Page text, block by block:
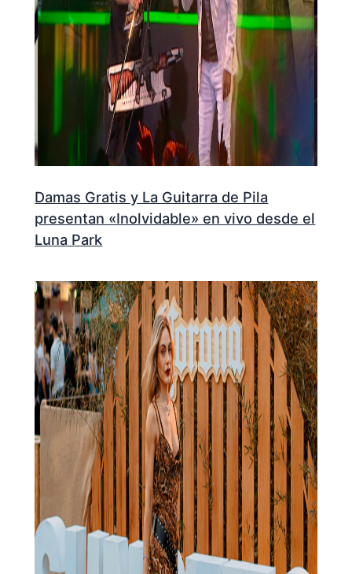
Damas Gratis y La Guitarra de Pila
presentan «Inolvidable» en vivo desde el
Luna Park